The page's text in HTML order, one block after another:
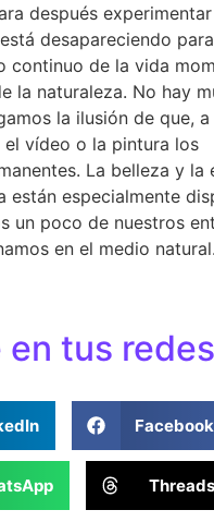
después experimentar
desapareciendo
continuo de la vida
la naturaleza. No hay
la ilusión de que,
vídeo o la pintura los
La belleza y la
están especialmente
un poco de nuestros
en el medio natural.
tus redes
Facebook
Threads